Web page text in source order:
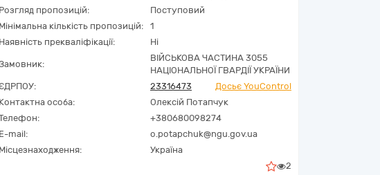
Розгляд пропозицій:
Поступовий
Мінімальна кількість пропозицій:
1
Наявність прекваліфікації:
Ні
ВІЙСЬКОВА ЧАСТИНА 3055
НАЦІОНАЛЬНОЇ ГВАРДІЇ УКРАЇНИ
23316473
Досьє YouControl
Контактна особа:
Олексій Потапчук
+380680098274
E-mail:
o.potapchuk@ngu.gov.ua
Місцезнаходження:
Україна
2